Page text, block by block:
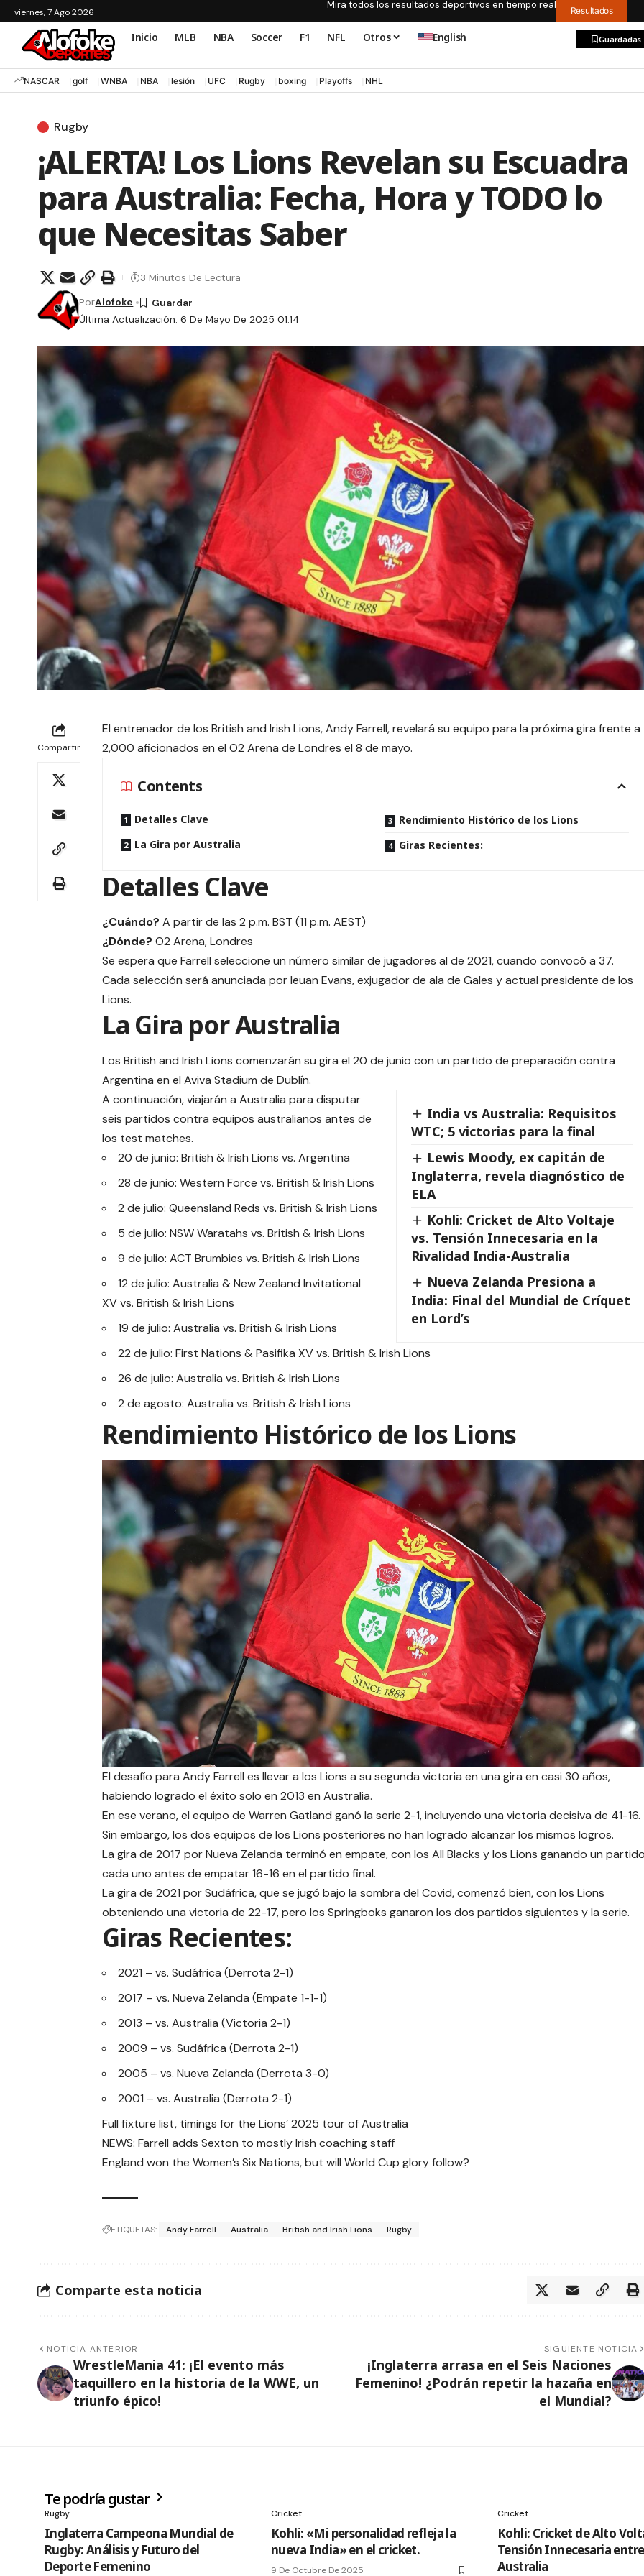
viernes, 7 Ago 2026
Mira todos los resultados deportivos en tiempo real Resultados
Inicio MLB NBA Soccer F1 NFL Otros English Guardadas
NASCAR golf WNBA NBA lesión UFC Rugby boxing Playoffs NHL
Rugby
¡ALERTA! Los Lions Revelan su Escuadra
para Australia: Fecha, Hora y TODO lo
que Necesitas Saber
Última Actualización: 6 De Mayo De 2025 01:14
PorAlofoke
3 Minutos De Lectura
Compartir
El entrenador de los British and Irish Lions, Andy Farrell, revelará su equipo para la próxima gira frente a
2,000 aficionados en el O2 Arena de Londres el 8 de mayo.
Contents
Detalles Clave
La Gira por Australia
Rendimiento Histórico de los Lions
Giras Recientes:
Detalles Clave
¿Cuándo? A partir de las 2 p.m. BST (11 p.m. AEST)
¿Dónde? O2 Arena, Londres
Se espera que Farrell seleccione un número similar de jugadores al de 2021, cuando convocó a 37.
Cada selección será anunciada por Ieuan Evans, exjugador de ala de Gales y actual presidente de los
Lions.
La Gira por Australia
Los British and Irish Lions comenzarán su gira el 20 de junio con un partido de preparación contra
Argentina en el Aviva Stadium de Dublín.
India vs Australia: Requisitos
WTC; 5 victorias para la final
Lewis Moody, ex capitán de
Inglaterra, revela diagnóstico de
ELA
Kohli: Cricket de Alto Voltaje
vs. Tensión Innecesaria en la
Rivalidad India-Australia
Nueva Zelanda Presiona a
India: Final del Mundial de Críquet
en Lord’s
A continuación, viajarán a Australia para disputar
seis partidos contra equipos australianos antes de
los test matches.
20 de junio: British & Irish Lions vs. Argentina
28 de junio: Western Force vs. British & Irish Lions
2 de julio: Queensland Reds vs. British & Irish Lions
5 de julio: NSW Waratahs vs. British & Irish Lions
9 de julio: ACT Brumbies vs. British & Irish Lions
12 de julio: Australia & New Zealand Invitational
XV vs. British & Irish Lions
19 de julio: Australia vs. British & Irish Lions
22 de julio: First Nations & Pasifika XV vs. British & Irish Lions
26 de julio: Australia vs. British & Irish Lions
2 de agosto: Australia vs. British & Irish Lions
Rendimiento Histórico de los Lions
El desafío para Andy Farrell es llevar a los Lions a su segunda victoria en una gira en casi 30 años,
habiendo logrado el éxito solo en 2013 en Australia.
En ese verano, el equipo de Warren Gatland ganó la serie 2-1, incluyendo una victoria decisiva de 41-16.
Sin embargo, los dos equipos de los Lions posteriores no han logrado alcanzar los mismos logros.
La gira de 2017 por Nueva Zelanda terminó en empate, con los All Blacks y los Lions ganando un
cada uno antes de empatar 16-16 en el partido final.
La gira de 2021 por Sudáfrica, que se jugó bajo la sombra del Covid, comenzó bien, con los Lions
obteniendo una victoria de 22-17, pero los Springboks ganaron los dos partidos siguientes y la serie.
Giras Recientes:
2021 – vs. Sudáfrica (Derrota 2-1)
2017 – vs. Nueva Zelanda (Empate 1-1-1)
2013 – vs. Australia (Victoria 2-1)
2009 – vs. Sudáfrica (Derrota 2-1)
2005 – vs. Nueva Zelanda (Derrota 3-0)
2001 – vs. Australia (Derrota 2-1)
Full fixture list, timings for the Lions’ 2025 tour of Australia
NEWS: Farrell adds Sexton to mostly Irish coaching staff
England won the Women’s Six Nations, but will World Cup glory follow?
ETIQUETAS: Andy Farrell Australia British and Irish Lions Rugby
Comparte esta noticia
NOTICIA ANTERIOR
WrestleMania 41: ¡El evento más
taquillero en la historia de la WWE, un
triunfo épico!
SIGUIENTE NOTICIA
¡Inglaterra arrasa en el Seis Naciones
Femenino! ¿Podrán repetir la hazaña en
el Mundial?
Te podría gustar
Rugby
Inglaterra Campeona Mundial de
Rugby: Análisis y Futuro del
Deporte Femenino
Cricket
Kohli: «Mi personalidad refleja la
nueva India» en el cricket.
9 De Octubre De 2025
Cricket
Kohli: Cricket de Alto
Tensión Innecesaria
Australia